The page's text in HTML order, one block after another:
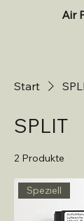
Air
Start
SPLIT
2 Produkte
Speziell